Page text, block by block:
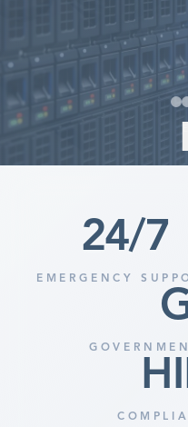
24/7
EMERGENCY